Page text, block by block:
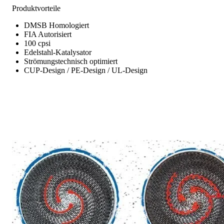
Produktvorteile
DMSB Homologiert
FIA Autorisiert
100 cpsi
Edelstahl-Katalysator
Strömungstechnisch optimiert
CUP-Design / PE-Design / UL-Design